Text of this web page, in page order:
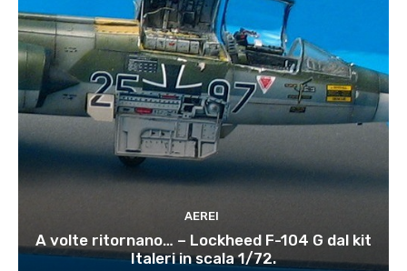
AEREI
A volte ritornano… – Lockheed F-104 G dal kit
Italeri in scala 1/72.